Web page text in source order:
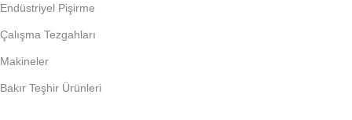
Endüstriyel Pişirme
Çalışma Tezgahları
Makineler
Bakır Teşhir Ürünleri